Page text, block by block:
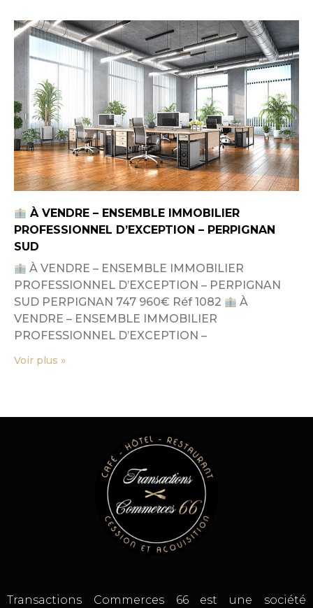
À VENDRE – ENSEMBLE IMMOBILIER
PROFESSIONNEL D’EXCEPTION – PERPIGNAN
SUD
À VENDRE – ENSEMBLE IMMOBILIER
PROFESSIONNEL D’EXCEPTION – PERPIGNAN
SUD PERPIGNAN 747 960€ Réf 1082
À
VENDRE – ENSEMBLE IMMOBILIER
PROFESSIONNEL D’EXCEPTION –
Voir plus »
Transactions Commerces 66 est une société